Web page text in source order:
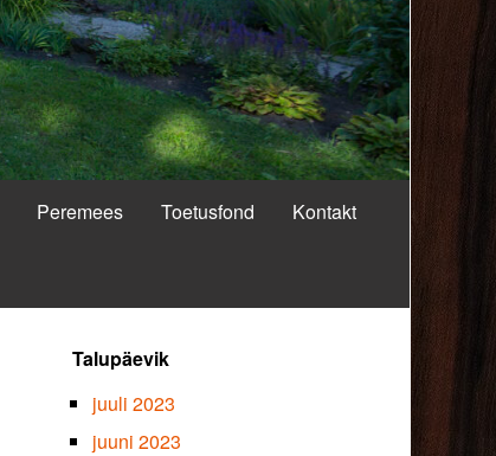
Peremees Toetusfond Kontakt
Primary
Sidebar
Talupäevik
juuli 2023
juuni 2023